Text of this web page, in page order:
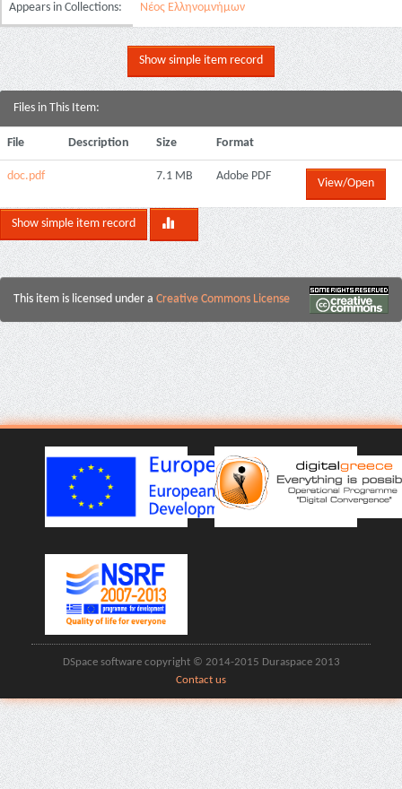
Appears in Collections: Νέος Ελληνομνήμων
Show simple item record
Files in This Item:
File Description Size Format
doc.pdf 7.1 MB Adobe PDF
View/Open
Show simple item record
This item is licensed under a Creative Commons License
DSpace software copyright © 2014-2015 Duraspace 2013
Contact us